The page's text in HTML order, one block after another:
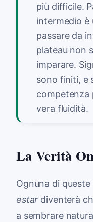
più difficile.
intermedio è
passare da
plateau non
imparare.
sono finiti, e
competenza
vera fluidità.
La Verità
Ognuna di
estar diventerà
a sembrare